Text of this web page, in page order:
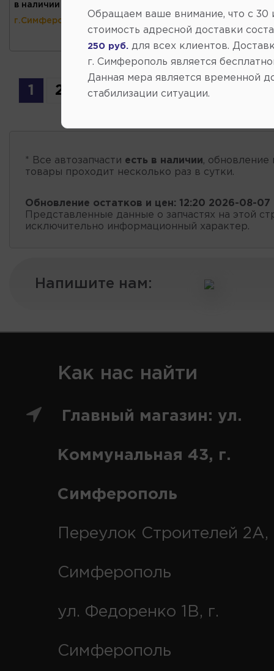
в наличии
г.Симферополь)
1 2
* Все автозапчасти есть в наличии, обновление
товары проходит несколько раз в сутки.
Обновление остатков и цен: 12:20 2026-08-07
Представленные данные о запчастях на этой
исключительно информационный характер.
Напишите нам:
Как нас найти
Главный магазин: ул.
Коммунальная 43, г.
Симферополь
Переулок Строителей 2А,
Симферополь
ул. Федоренко 1В, г.
Симферополь
Обращаем ваше внимание, что c 30
стоимость адресной доставки
250 руб.
для всех клиентов.
г. Симферополь является
Данная мера является временной
стабилизации ситуации.